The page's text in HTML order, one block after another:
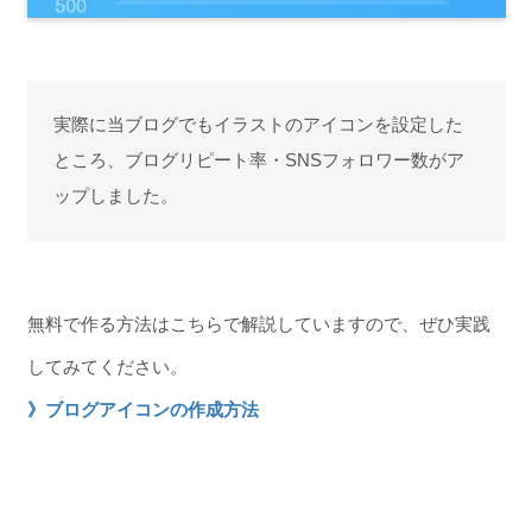
実際に当ブログでもイラストのアイコンを設定した
ところ、ブログリピート率・SNSフォロワー数がア
ップしました。
無料で作る方法はこちらで解説していますので、ぜひ実践
してみてください。
》ブログアイコンの作成方法